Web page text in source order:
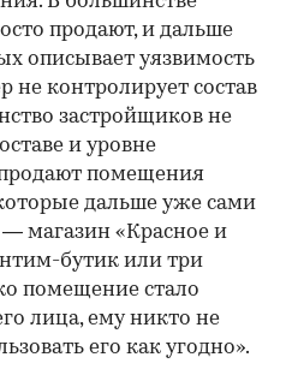
продают, и дальше
описывает уязвимость
не контролирует состав
застройщиков не
и уровне
продают помещения
дальше уже сами
магазин «Красное и
бутик или три
помещение стало
лица, ему никто не
его как угодно».